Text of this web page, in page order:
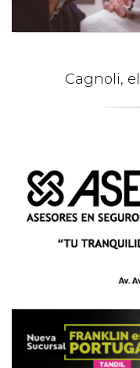
Cagnoli,